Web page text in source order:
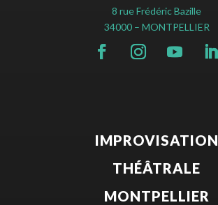
8 rue Frédéric Bazille
34000 – MONTPELLIER
IMPROVISATION
THÉÂTRALE
MONTPELLIER